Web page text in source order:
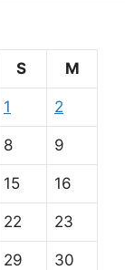
S M
1 2
8 9
15 16
22 23
29 30